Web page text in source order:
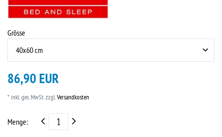
Grösse
86,90 EUR
* inkl. ges. MwSt. zzgl.Versandkosten
Menge: